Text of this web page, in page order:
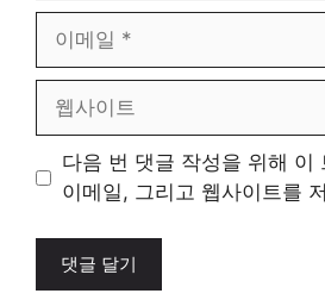
일
트
다음 번 댓글 작성을 위해 이
이메일, 그리고 웹사이트를